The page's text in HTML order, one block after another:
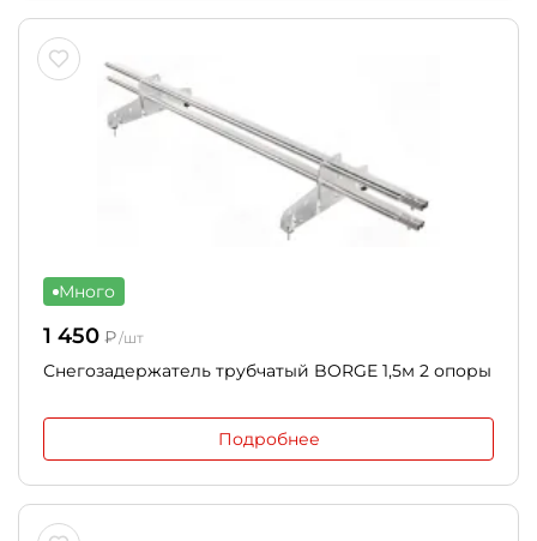
Много
1 450 ₽/шт
Снегозадержатель трубчатый BORGE 1,5м 2 опоры
Подробнее